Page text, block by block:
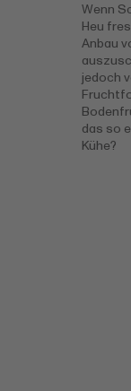
Wenn
Heu
Anbau
jedoch
das so
Kühe?